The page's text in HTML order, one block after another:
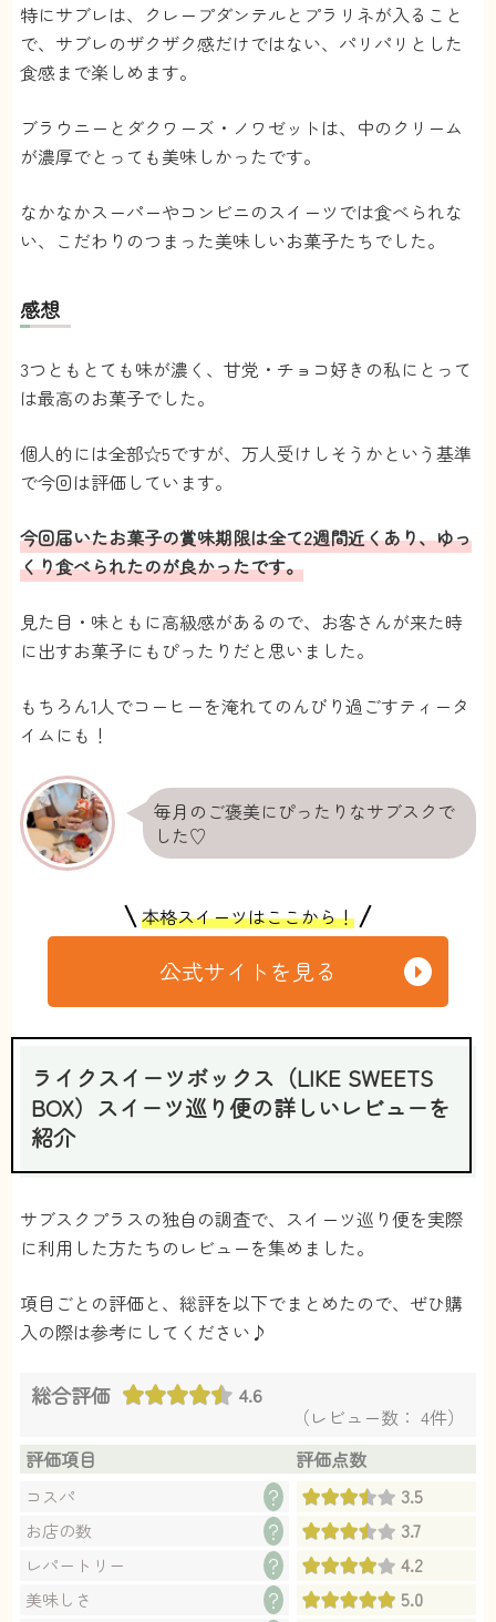
特にサブレは、クレープダンテルとプラリネが入ること
で、サブレのザクザク感だけではない、パリパリとした
食感まで楽しめます。
ブラウニーとダクワーズ・ノワゼットは、中のクリーム
が濃厚でとっても美味しかったです。
なかなかスーパーやコンビニのスイーツでは食べられな
い、こだわりのつまった美味しいお菓子たちでした。
感想
3つともとても味が濃く、甘党・チョコ好きの私にとって
は最高のお菓子でした。
個人的には全部☆5ですが、万人受けしそうかという基準
で今回は評価しています。
今回届いたお菓子の賞味期限は全て2週間近くあり、ゆっ
くり食べられたのが良かったです。
見た目・味ともに高級感があるので、お客さんが来た時
に出すお菓子にもぴったりだと思いました。
もちろん1人でコーヒーを淹れてのんびり過ごすティータ
イムにも！
毎月のご褒美にぴったりなサブスクで
した♡
本格スイーツはここから！
公式サイトを見る
ライクスイーツボックス（LIKE SWEETS
BOX）スイーツ巡り便の詳しいレビューを
紹介
サブスクプラスの独自の調査で、スイーツ巡り便を実際
に利用した方たちのレビューを集めました。
項目ごとの評価と、総評を以下でまとめたので、ぜひ購
入の際は参考にしてください♪
総合評価 4.6
（レビュー数： 4件）
評価項目
評価点数
コスパ ？ 3.5
お店の数 ？ 3.7
レパートリー ？ 4.2
美味しさ ？
5.0